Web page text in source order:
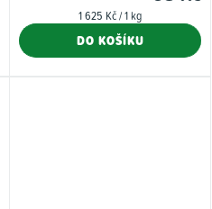
4,8
z
Měrná
1 625 Kč / 1 kg
DO KOŠÍKU